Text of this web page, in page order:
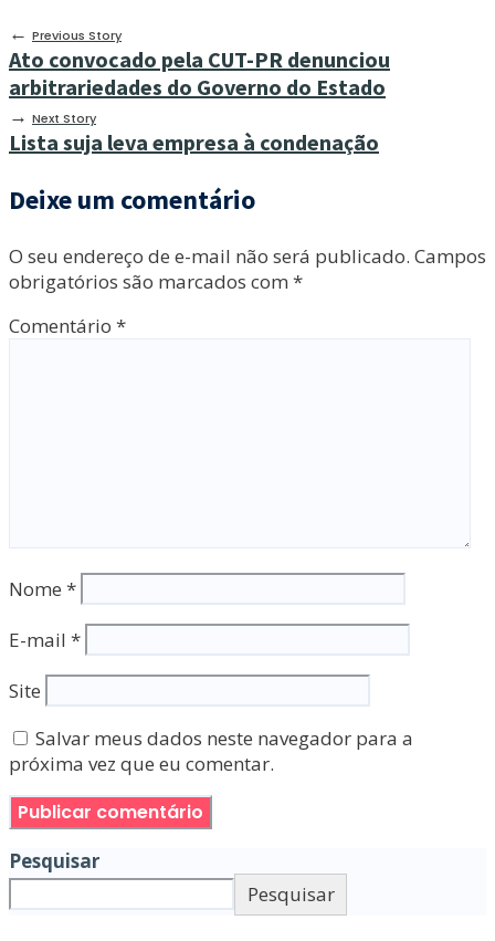
← Previous Story
Ato convocado pela CUT-PR denunciou
arbitrariedades do Governo do Estado
→ Next Story
Lista suja leva empresa à condenação
Deixe um comentário
O seu endereço de e-mail não será publicado. Campos
obrigatórios são marcados com *
Comentário *
Nome *
E-mail *
Site
Salvar meus dados neste navegador para a
próxima vez que eu comentar.
Pesquisar
Pesquisar